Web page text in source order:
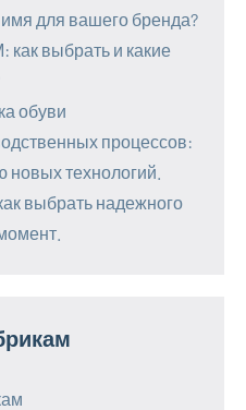
для вашего бренда?
выбрать и какие
обуви
процессов:
технологий.
выбрать надежного